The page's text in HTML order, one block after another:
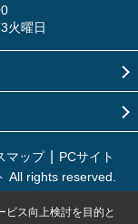
火曜日
マップ
PCサイト
All rights reserved.
ビス向上検討を目的と